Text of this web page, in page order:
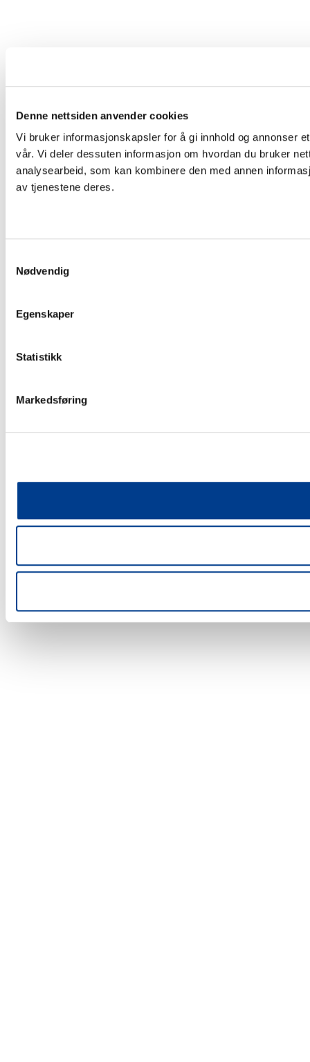
Denne nettsiden anvender cookies
Vi bruker informasjonskapsler for å gi innhold og annonser
vår. Vi deler dessuten informasjon om hvordan du bruker
analysearbeid, som kan kombinere den med annen
av tjenestene deres.
Nødvendig
Egenskaper
Statistikk
Markedsføring